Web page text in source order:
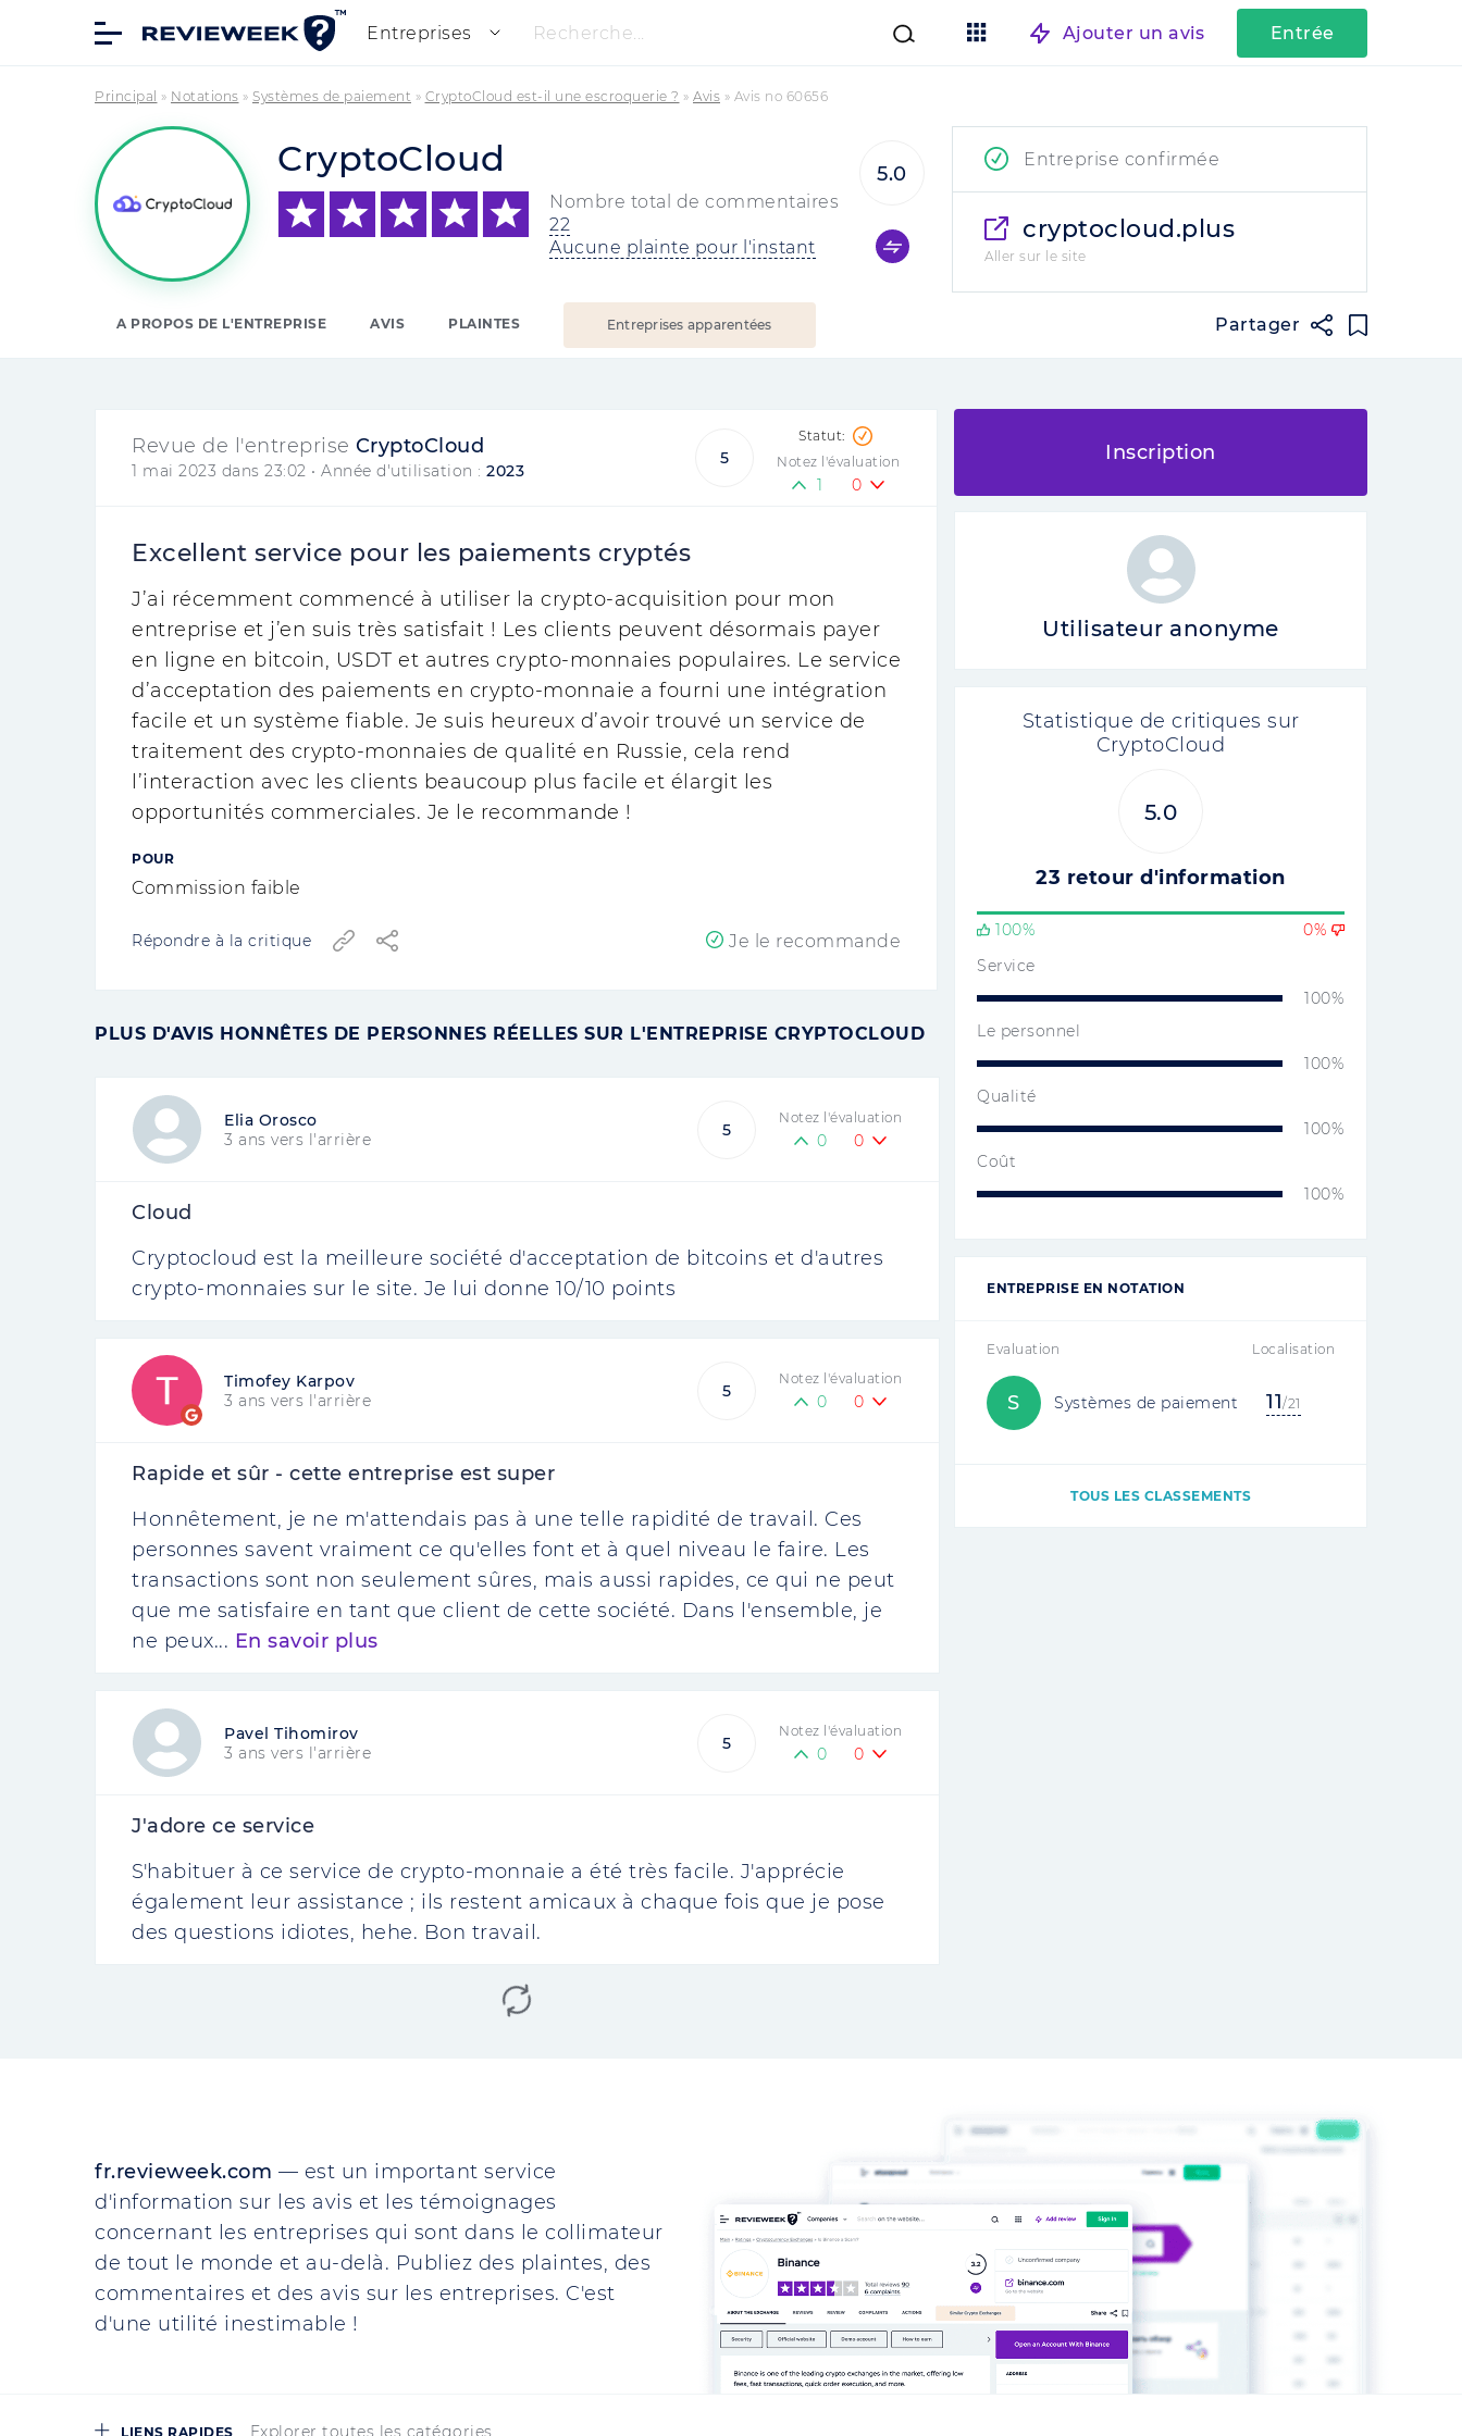
Entreprises Recherche... Ajouter un avis Entrée
Principal » Notations » Systèmes de paiement » CryptoCloud est-il une escroquerie ? » Avis » Avis no 60656
CryptoCloud
Nombre total de commentaires
22
Aucune plainte pour l'instant
5.0
Entreprise confirmée
cryptocloud.plus
Aller sur le site
A PROPOS DE L'ENTREPRISE AVIS PLAINTES Entreprises apparentées Partager
Revue de l'entreprise CryptoCloud
1 mai 2023 dans 23:02 • Année d'utilisation : 2023
5 Notez l'évaluation
1 0
Excellent service pour les paiements cryptés
J’ai récemment commencé à utiliser la crypto-acquisition pour mon
entreprise et j’en suis très satisfait ! Les clients peuvent désormais payer
en ligne en bitcoin, USDT et autres crypto-monnaies populaires. Le service
d’acceptation des paiements en crypto-monnaie a fourni une intégration
facile et un système fiable. Je suis heureux d’avoir trouvé un service de
traitement des crypto-monnaies de qualité en Russie, cela rend
l’interaction avec les clients beaucoup plus facile et élargit les
opportunités commerciales. Je le recommande !
POUR
Commission faible
Répondre à la critique Je le recommande
PLUS D'AVIS HONNÊTES DE PERSONNES RÉELLES SUR L'ENTREPRISE CRYPTOCLOUD
Elia Orosco
3 ans vers l'arrière
5
Notez l'évaluation
0 0
Cloud
Cryptocloud est la meilleure société d'acceptation de bitcoins et d'autres
crypto-monnaies sur le site. Je lui donne 10/10 points
Timofey Karpov
3 ans vers l'arrière
5
Notez l'évaluation
0 0
Rapide et sûr - cette entreprise est super
Honnêtement, je ne m'attendais pas à une telle rapidité de travail. Ces
personnes savent vraiment ce qu'elles font et à quel niveau le faire. Les
transactions sont non seulement sûres, mais aussi rapides, ce qui ne peut
que me satisfaire en tant que client de cette société. Dans l'ensemble, je
ne peux... En savoir plus
Pavel Tihomirov
3 ans vers l'arrière
5
Notez l'évaluation
0 0
J'adore ce service
S'habituer à ce service de crypto-monnaie a été très facile. J'apprécie
également leur assistance ; ils restent amicaux à chaque fois que je pose
des questions idiotes, hehe. Bon travail.
Inscription
Utilisateur anonyme
Statistique de critiques sur
CryptoCloud
5.0
23 retour d'information
100%
0%
Service
100%
Le personnel
100%
Qualité
100%
Coût
100%
ENTREPRISE EN NOTATION
Evaluation Localisation
S Systèmes de paiement 11/21
TOUS LES CLASSEMENTS
fr.revieweek.com — est un important service
d'information sur les avis et les témoignages
concernant les entreprises qui sont dans le collimateur
de tout le monde et au-delà. Publiez des plaintes, des
commentaires et des avis sur les entreprises. C'est
d'une utilité inestimable !
LIENS RAPIDES Explorer toutes les catégories